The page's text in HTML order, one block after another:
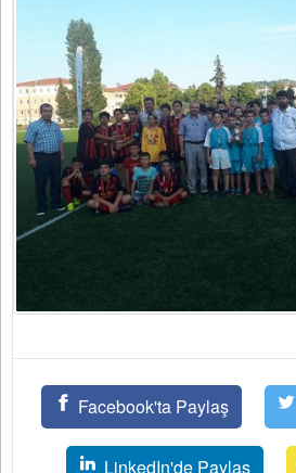
Facebook'ta Paylaş
LinkedIn'de Paylaş